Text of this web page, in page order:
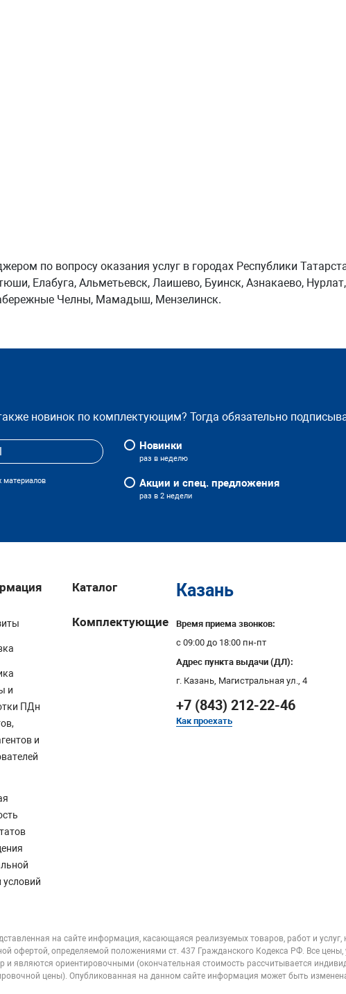
по вопросу оказания услуг в городах Республики
Елабуга, Альметьевск, Лаишево, Буинск, Азнакаево,
Челны, Мамадыш, Мензелинск.
новинок по комплектующим? Тогда обязательно
материалов
Новинки
раз в неделю
Акции и спец. предложения
раз в 2 недели
и
ПДн
и
условий
Каталог
Комплектующие
Казань
Время приема звонков:
с 09:00 до 18:00 пн-пт
Адрес пункта выдачи (ДЛ):
г. Казань, Магистральная ул., 4
+7 (843) 212-22-46
Как проехать
на сайте информация, касающаяся реализуемых товаров, работ и
офертой, определяемой положениями ст. 437 Гражданского Кодекса РФ. Все
и являются ориентировочными (окончательная стоимость рассчитывается
цены). Опубликованная на данном сайте информация может быть